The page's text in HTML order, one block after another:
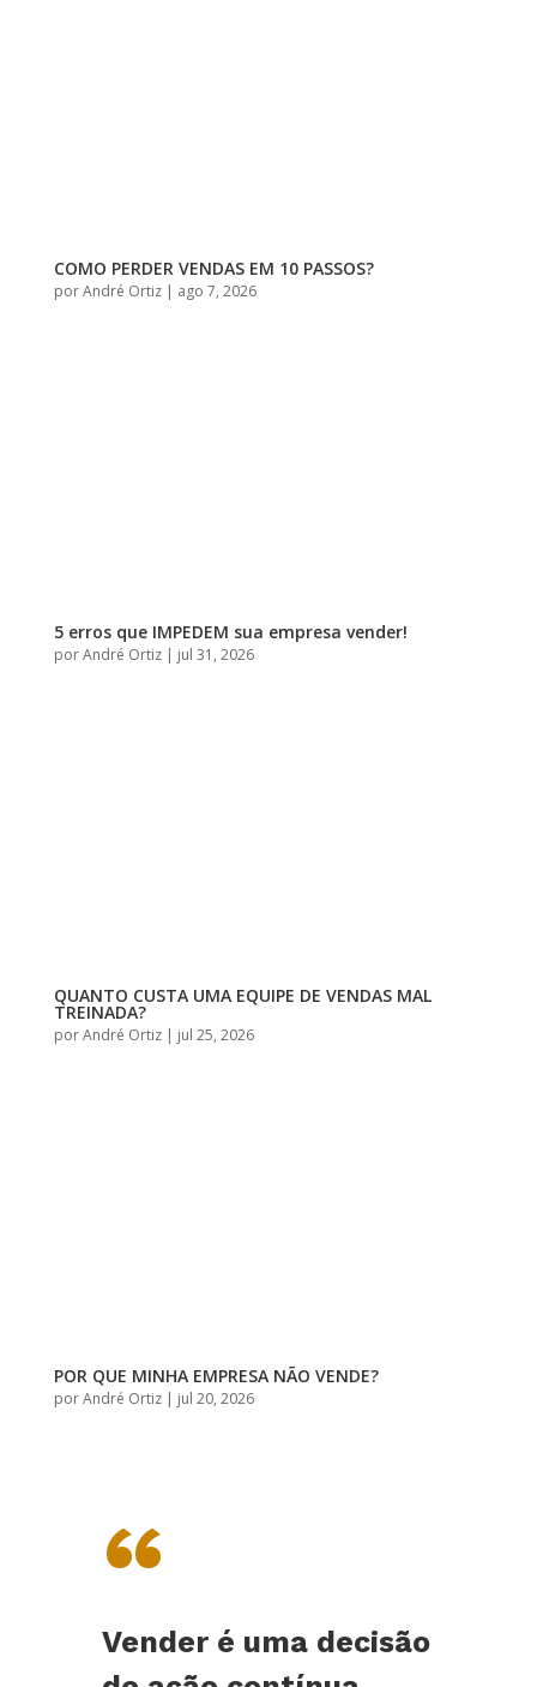
COMO PERDER VENDAS EM 10 PASSOS?
porAndré Ortiz| ago 7, 2026
5 erros que IMPEDEM sua empresa vender!
porAndré Ortiz| jul 31, 2026
QUANTO CUSTA UMA EQUIPE DE VENDAS MAL
TREINADA?
porAndré Ortiz| jul 25, 2026
POR QUE MINHA EMPRESA NÃO VENDE?
porAndré Ortiz| jul 20, 2026
“
Vender é uma decisão